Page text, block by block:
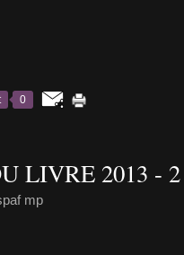
0
LIVRE 2013 - 2
mp